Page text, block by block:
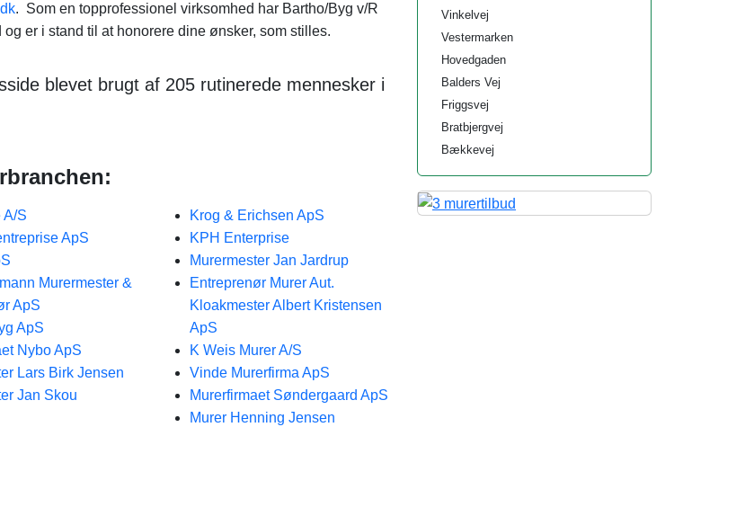
. Som en topprofessionel virksomhed har Bartho/Byg v/R
er i stand til at honorere dine ønsker, som stilles.
blevet brugt af 205 rutinerede mennesker i
A/S
ApS
Murermester &
ApS
ApS
Nybo ApS
Lars Birk Jensen
Jan Skou
Krog & Erichsen ApS
KPH Enterprise
Murermester Jan Jardrup
Entreprenør Murer Aut.
Kloakmester Albert Kristensen
ApS
K Weis Murer A/S
Vinde Murerfirma ApS
Murerfirmaet Søndergaard ApS
Murer Henning Jensen
Vinkelvej
Vestermarken
Hovedgaden
Balders Vej
Friggsvej
Bratbjergvej
Bækkevej